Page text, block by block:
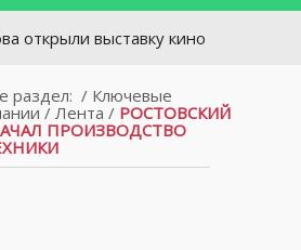
выставку кино
раздел: / Ключевые
/ Лента / РОСТОВСКИЙ
ПРОИЗВОДСТВО